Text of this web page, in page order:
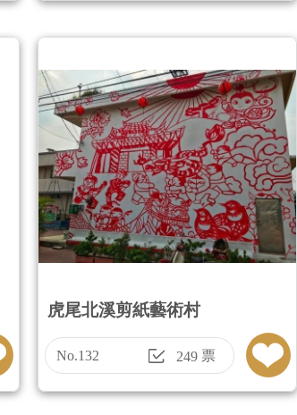
＋虎尾合同廳舍
虎尾北溪剪紙藝術村
No.132 249票